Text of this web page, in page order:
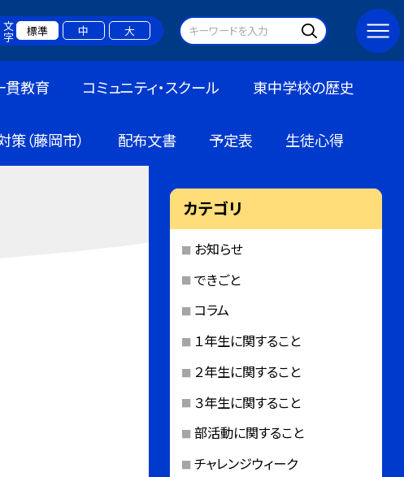
文字 標準 中 大
貫教育 コミュニティ・スクール 東中学校の歴史
（藤岡市） 配布文書 予定表 生徒心得
カテゴリ
お知らせ
できごと
コラム
１年生に関すること
２年生に関すること
３年生に関すること
部活動に関すること
チャレンジウィーク